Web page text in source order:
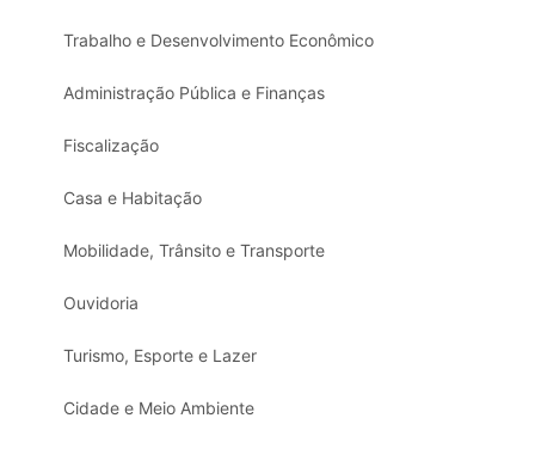
Trabalho e Desenvolvimento Econômico
Administração Pública e Finanças
Fiscalização
Casa e Habitação
Mobilidade, Trânsito e Transporte
Ouvidoria
Turismo, Esporte e Lazer
Cidade e Meio Ambiente